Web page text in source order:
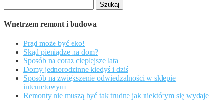
Wnętrzem remont i budowa
Prąd może być eko!
Skąd pieniądze na dom?
Sposób na coraz cieplejsze lata
Domy jednorodzinne kiedyś i dziś
Sposób na zwiększenie odwiedzalności w sklepie
internetowym
Remonty nie muszą być tak trudne jak niektórym się wydaje